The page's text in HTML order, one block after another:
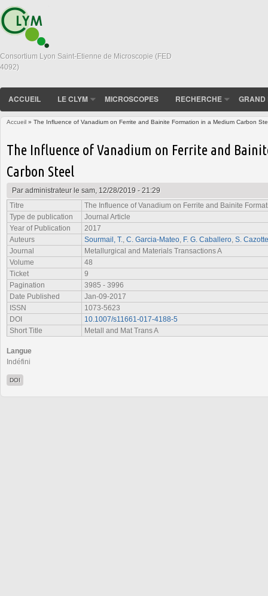
Consortium Lyon Saint-Etienne de Microscopie (FED
4092)
ACCUEIL LE CLYM MICROSCOPES RECHERCHE GRAND
Accueil » The Influence of Vanadium on Ferrite and Bainite Formation in a Medium Carbon
The Influence of Vanadium on Ferrite and
Carbon Steel
Paradministrateurle sam, 12/28/2019 - 21:29
Titre
The Influence of Vanadium on Ferrite and Bainite
Type de publication
Journal Article
Year of Publication
2017
Auteurs
Sourmail, T. C. Garcia-Mateo F. G. Caballero S.
Journal
Metallurgical and Materials Transactions A
Volume
48
Ticket
9
Pagination
3985 - 3996
Date Published
Jan-09-2017
ISSN
1073-5623
DOI
10.1007/s11661-017-4188-5
Short Title
Metall and Mat Trans A
Langue
Indéfini
DOI